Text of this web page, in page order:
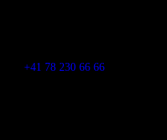
+41 78 230 66 66